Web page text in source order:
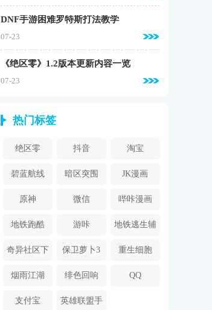
DNF手游困难罗特斯打法教学
07-23
《绝区零》1.2版本更新内容一览
07-23
热门标签
绝区零 抖音 淘宝
碧蓝航线 暗区突围 JK漫画
原神 微信 哔咔漫画
2024
地铁跑酷 游咔 地铁逃生辅
助器
奇异社区下
载安装
保卫萝卜3 重生细胞
烟雨江湖 绯色回响 QQ
支付宝 英雄联盟手